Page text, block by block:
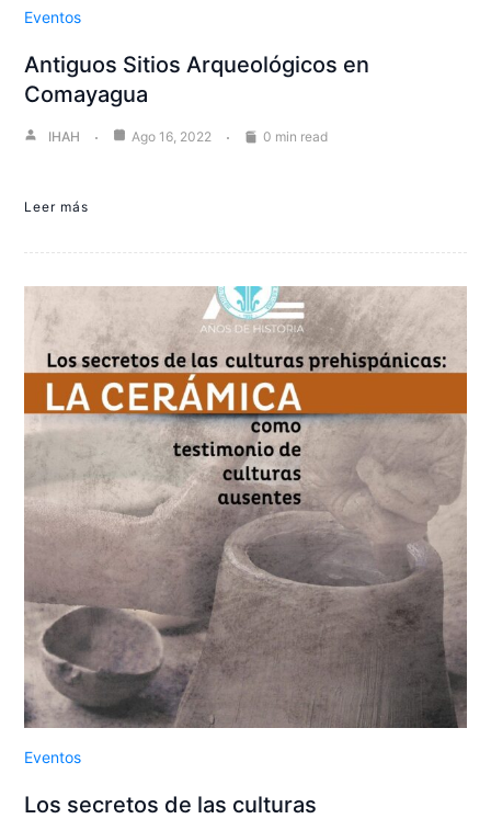
Eventos
Antiguos Sitios Arqueológicos en
Comayagua
IHAH Ago 16, 2022 0 min read
Leer más
Eventos
Los secretos de las culturas